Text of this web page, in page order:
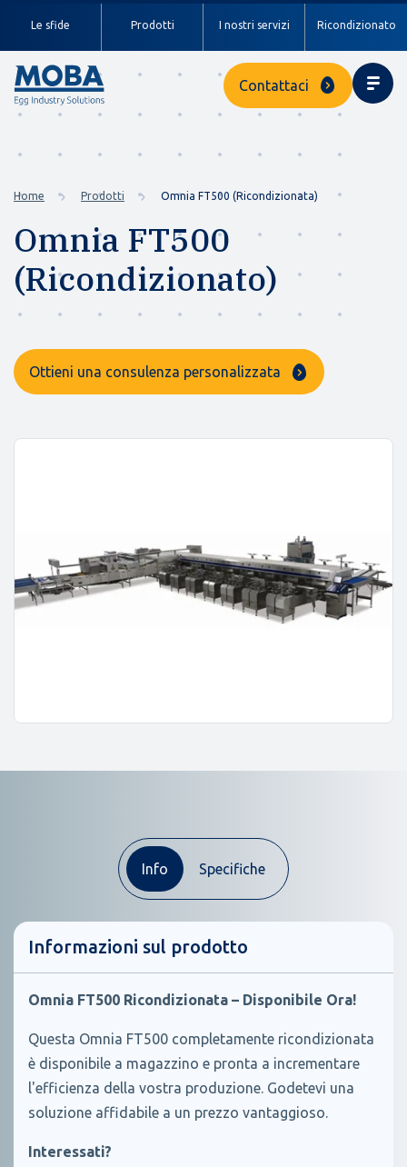
Le sfide Prodotti I nostri servizi Ricondizionato
Contattaci
Home Prodotti Omnia FT500 (Ricondizionata)
Omnia FT500
(Ricondizionato)
Ottieni una consulenza personalizzata
Info Specifiche
Informazioni sul prodotto
Omnia FT500 Ricondizionata – Disponibile Ora!
Questa Omnia FT500 completamente ricondizionata
è disponibile a magazzino e pronta a incrementare
l'efficienza della vostra produzione. Godetevi una
soluzione affidabile a un prezzo vantaggioso.
Interessati?